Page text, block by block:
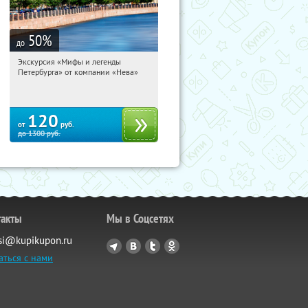
до 50%
12:31:12
Купи первым!
Экскурсия «Мифы и легенды
Петербурга» от компании «Нева»
от 120 руб.
до1300руб.
с нами
Мы в Соцсетях